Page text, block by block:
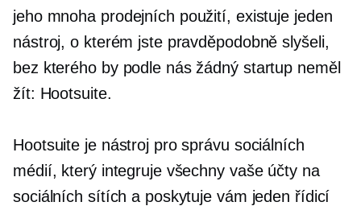
jeho mnoha prodejních použití, existuje jeden
nástroj, o kterém jste pravděpodobně slyšeli,
bez kterého by podle nás žádný startup neměl
žít: Hootsuite.
Hootsuite je nástroj pro správu sociálních
médií, který integruje všechny vaše účty na
sociálních sítích a poskytuje vám jeden řídicí